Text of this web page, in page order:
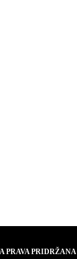
PRAVA PRIDRŽANA